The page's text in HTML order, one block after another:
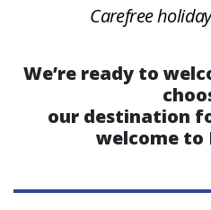
Carefree
We’re ready to
our destination
welcome to